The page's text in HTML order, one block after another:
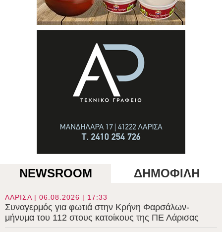
NEWSROOM ΔΗΜΟΦΙΛΗ
ΛΑΡΙΣΑ | 06.08.2026 | 17:33
Συναγερμός για φωτιά στην Κρήνη Φαρσάλων-
μήνυμα του 112 στους κατοίκους της ΠΕ Λάρισας